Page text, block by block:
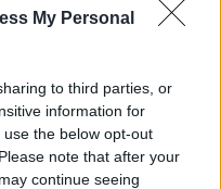
My Personal
to third parties, or
information for
the below opt-out
note that after your
continue seeing
as. E pronto! Leia as
você está totalmente
e clique em OK, agora
no ícone MetaMask